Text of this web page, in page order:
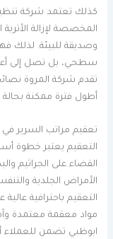
كذلك تعتمد شركة
المخصصة لإزالة
وصديقة للبيئة. لذلك
سطحي، بل تصل إلى
تقدم شركة المروة
أطول فترة ممكنة بحالة
تعقيم مراتب السرير في
التعقيم يعتبر خطوة
القضاء على الجراثيم
الأمراض الجلدية
التعقيم باحترافية
مواد معقمة معتمدة
ابوظبي تضمن للعملاء